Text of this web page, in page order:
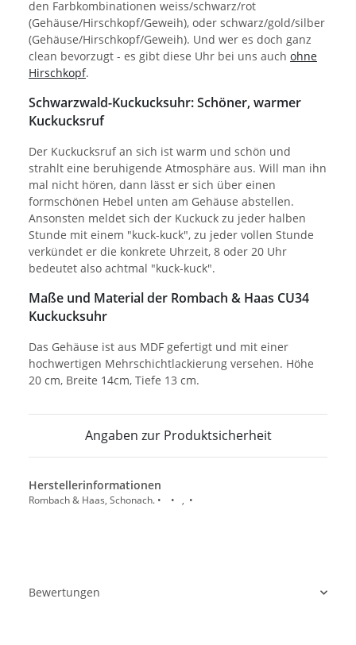
den Farbkombinationen weiss/schwarz/rot
(Gehäuse/Hirschkopf/Geweih), oder schwarz/gold/silber
(Gehäuse/Hirschkopf/Geweih). Und wer es doch ganz
clean bevorzugt - es gibt diese Uhr bei uns auch ohne
Hirschkopf.
Schwarzwald-Kuckucksuhr: Schöner, warmer
Kuckucksruf
Der Kuckucksruf an sich ist warm und schön und
strahlt eine beruhigende Atmosphäre aus. Will man ihn
mal nicht hören, dann lässt er sich über einen
formschönen Hebel unten am Gehäuse abstellen.
Ansonsten meldet sich der Kuckuck zu jeder halben
Stunde mit einem "kuck-kuck", zu jeder vollen Stunde
verkündet er die konkrete Uhrzeit, 8 oder 20 Uhr
bedeutet also achtmal "kuck-kuck".
Maße und Material der Rombach & Haas CU34
Kuckucksuhr
Das Gehäuse ist aus MDF gefertigt und mit einer
hochwertigen Mehrschichtlackierung versehen. Höhe
20 cm, Breite 14cm, Tiefe 13 cm.
Angaben zur Produktsicherheit
Herstellerinformationen
Rombach & Haas, Schonach. • • , •
Bewertungen